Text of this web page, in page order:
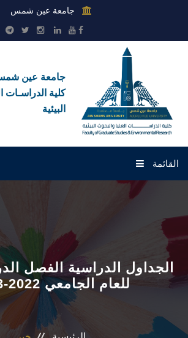
جامعة عين شمس
جامعة عين
كلية الدراسـات
البيئية
القائمة
الجداول الدراسية الفصل
للعام الجامعي 2022-2023